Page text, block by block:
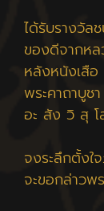
ได้รับรางวัล
ของดีจากห
หลังหนังเสือ
พระคาถาบูช
อะ สัง วิ สุ
จงระลึกตั้งใ
จะขอกล่าว